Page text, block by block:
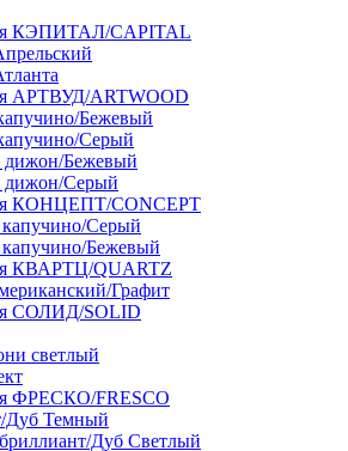
КЭПИТАЛ/CAPITAL
АРТВУД/ARTWOOD
Бежевый
Серый
дижон/Бежевый
дижон/Серый
КОНЦЕПТ/CONCEPT
Серый
Бежевый
КВАРТЦ/QUARTZ
Графит
СОЛИД/SOLID
светлый
ФРЕСКО/FRESCO
Дуб Темный
Дуб Светлый